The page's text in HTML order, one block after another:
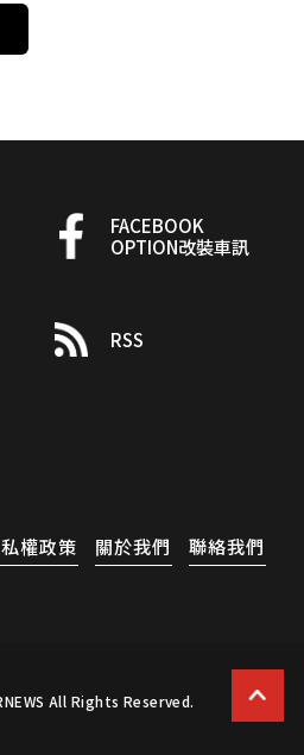
FACEBOOK
OPTION改裝車訊
RSS
權政策 關於我們 聯絡我們
All Rights Reserved.